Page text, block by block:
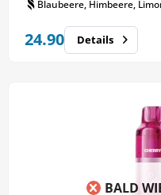
Blaubeere, Himbeere,
24.90 Details
BALD